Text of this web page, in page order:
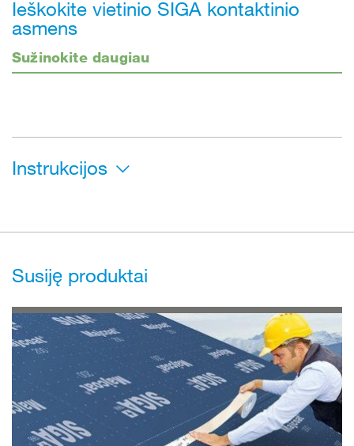
Ieškokite vietinio SIGA kontaktinio
asmens
Sužinokite daugiau
Instrukcijos
Susiję produktai